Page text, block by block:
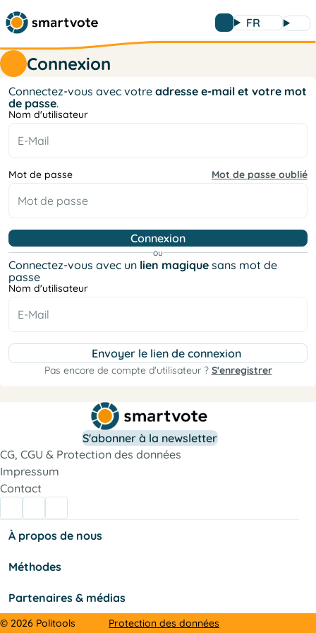
FR
Connexion
Connectez-vous avec votre adresse e-mail et votre mot
de passe.
Nom d'utilisateur
Mot de passe Mot de passe oublié
ou
Connectez-vous avec un lien magique sans mot de
passe
Nom d'utilisateur
Envoyer le lien de connexion
Pas encore de compte d'utilisateur ? S'enregistrer
S'abonner à la newsletter
CG, CGU & Protection des données
Impressum
Contact
À propos de nous
Méthodes
Partenaires & médias
© 2026 Politools Protection des données